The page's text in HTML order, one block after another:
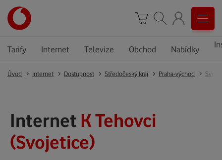
Tarify Internet Televize Obchod Nabídky
Úvod Internet Dostupnost Středočeský kraj Praha-východ
Internet K Tehovci
(Svojetice)